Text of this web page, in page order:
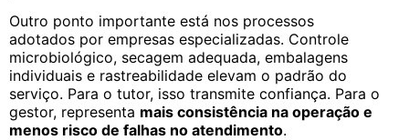
Outro ponto importante está nos processos
adotados por empresas especializadas. Controle
microbiológico, secagem adequada, embalagens
individuais e rastreabilidade elevam o padrão do
serviço. Para o tutor, isso transmite confiança. Para o
gestor, representa mais consistência na operação e
menos risco de falhas no atendimento.